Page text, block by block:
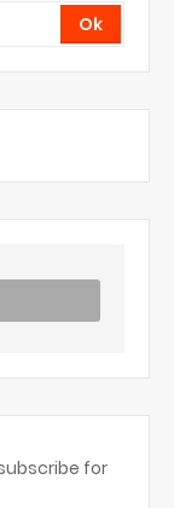
for